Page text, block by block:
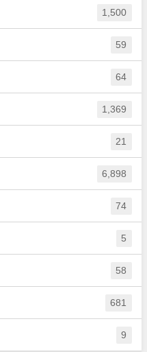
1,500
59
64
1,369
21
6,898
74
5
58
681
9